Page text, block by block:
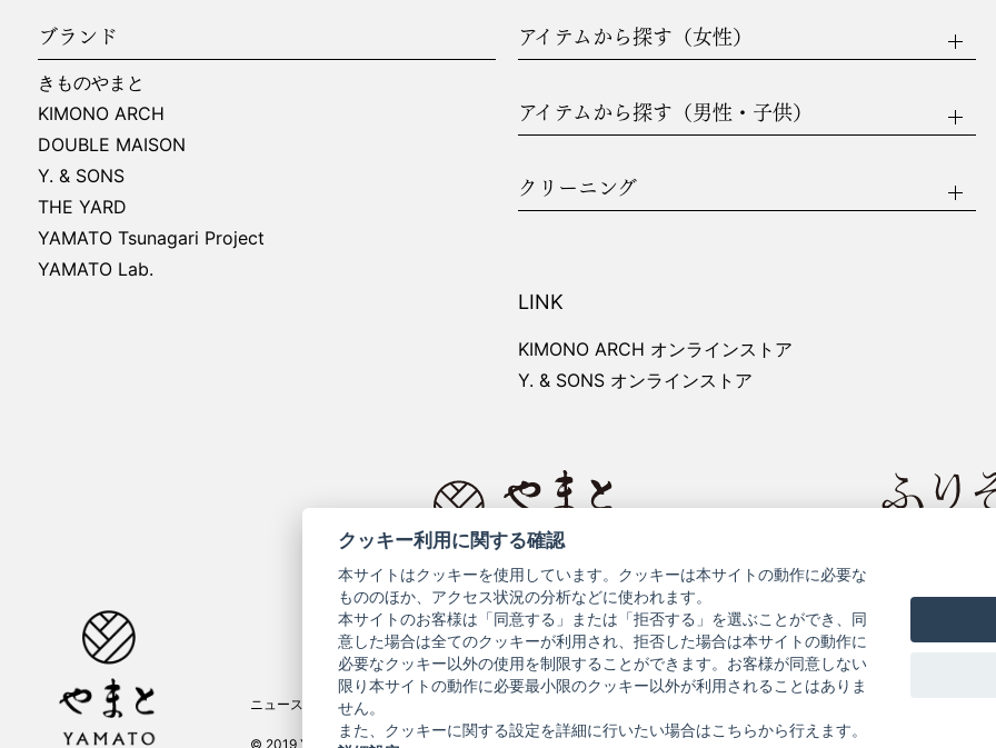
ブランド
きものやまと
KIMONO ARCH
DOUBLE MAISON
Y. & SONS
THE YARD
YAMATO Tsunagari Project
YAMATO Lab.
アイテムから探す（女性）
アイテムから探す（男性・子供）
クリーニング
LINK
KIMONO ARCH オンラインストア
Y. & SONS オンラインストア
コーポレートサイト きものやまと
ニュースレター
© 2019 YAMATO CO, LTD.
クッキー利用に関する確認
本サイトはクッキーを使用しています。クッキーは本サイトの動作に必要な
もののほか、アクセス状況の分析などに使われます。
本サイトのお客様は「同意する」または「拒否する」を選ぶことができ、同
意した場合は全てのクッキーが利用され、拒否した場合は本サイトの動作に
必要なクッキー以外の使用を制限することができます。お客様が同意しない
限り本サイトの動作に必要最小限のクッキー以外が利用されることはありま
せん。
また、クッキーに関する設定を詳細に行いたい場合はこちらから行えます。